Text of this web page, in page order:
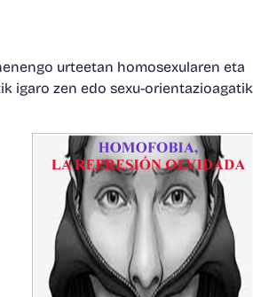
urteetan homosexularen eta
igaro zen edo sexu-orientazioagatik